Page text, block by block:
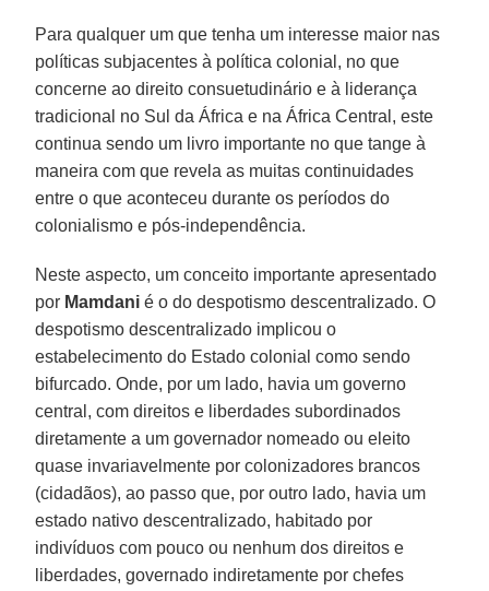
Para qualquer um que tenha um interesse maior nas
políticas subjacentes à política colonial, no que
concerne ao direito consuetudinário e à liderança
tradicional no Sul da África e na África Central, este
continua sendo um livro importante no que tange à
maneira com que revela as muitas continuidades
entre o que aconteceu durante os períodos do
colonialismo e pós-independência.
Neste aspecto, um conceito importante apresentado
por Mamdani é o do despotismo descentralizado. O
despotismo descentralizado implicou o
estabelecimento do Estado colonial como sendo
bifurcado. Onde, por um lado, havia um governo
central, com direitos e liberdades subordinados
diretamente a um governador nomeado ou eleito
quase invariavelmente por colonizadores brancos
(cidadãos), ao passo que, por outro lado, havia um
estado nativo descentralizado, habitado por
indivíduos com pouco ou nenhum dos direitos e
liberdades, governado indiretamente por chefes